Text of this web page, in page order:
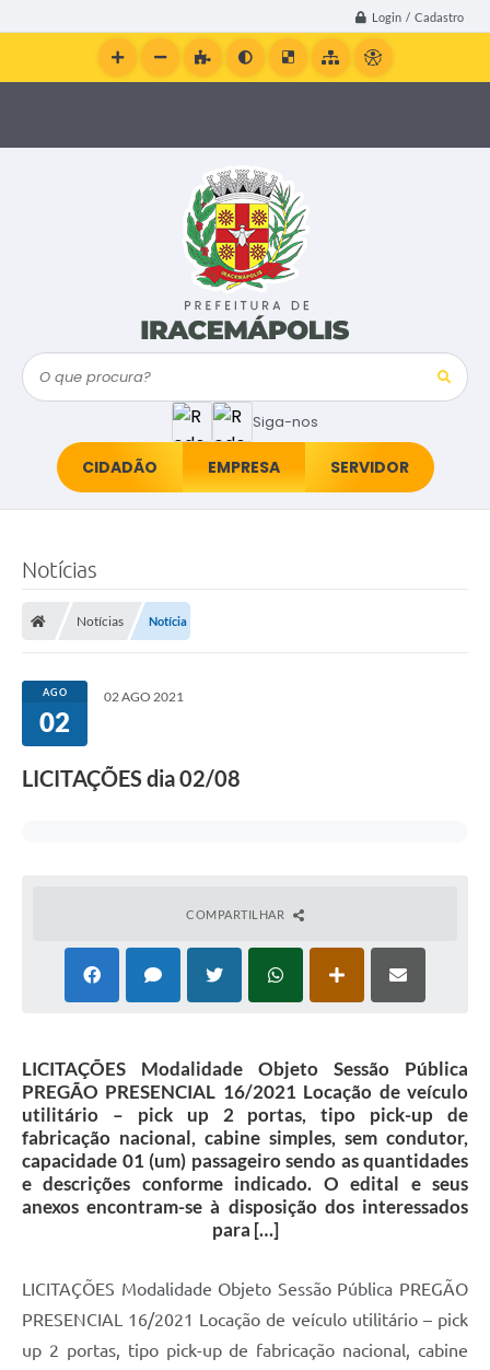
Login / Cadastro
Siga-nos
O que procura?
CIDADÃO EMPRESA SERVIDOR
Notícias
Notícias Notícia
AGO
02
02 AGO 2021
LICITAÇÕES dia 02/08
COMPARTILHAR
LICITAÇÕES Modalidade Objeto Sessão Pública
PREGÃO PRESENCIAL 16/2021 Locação de veículo
utilitário – pick up 2 portas, tipo pick-up de
fabricação nacional, cabine simples, sem condutor,
capacidade 01 (um) passageiro sendo as quantidades
e descrições conforme indicado. O edital e seus
anexos encontram-se à disposição dos interessados
para […]
LICITAÇÕES Modalidade Objeto Sessão Pública PREGÃO
PRESENCIAL 16/2021 Locação de veículo utilitário – pick
up 2 portas, tipo pick-up de fabricação nacional, cabine